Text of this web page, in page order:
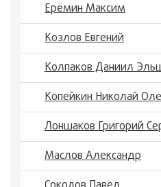
Ерёмин Максим
Козлов Евгений
Колпаков Даниил
Копейкин Николай
Лоншаков Григорий
Маслов Александр